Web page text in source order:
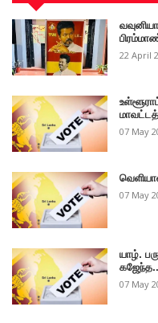
22 April
07 May
07 May
யாழ்.
கஜேந்த..
07 May